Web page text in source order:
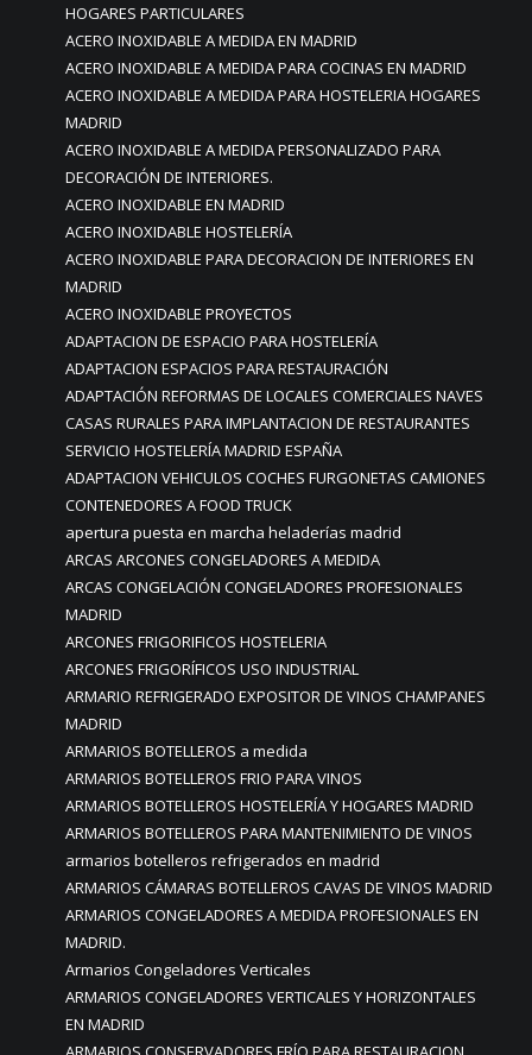
HOGARES PARTICULARES
ACERO INOXIDABLE A MEDIDA EN MADRID
ACERO INOXIDABLE A MEDIDA PARA COCINAS EN MADRID
ACERO INOXIDABLE A MEDIDA PARA HOSTELERIA HOGARES
MADRID
ACERO INOXIDABLE A MEDIDA PERSONALIZADO PARA
DECORACIÓN DE INTERIORES.
ACERO INOXIDABLE EN MADRID
ACERO INOXIDABLE HOSTELERÍA
ACERO INOXIDABLE PARA DECORACION DE INTERIORES EN
MADRID
ACERO INOXIDABLE PROYECTOS
ADAPTACION DE ESPACIO PARA HOSTELERÍA
ADAPTACION ESPACIOS PARA RESTAURACIÓN
ADAPTACIÓN REFORMAS DE LOCALES COMERCIALES NAVES
CASAS RURALES PARA IMPLANTACION DE RESTAURANTES
SERVICIO HOSTELERÍA MADRID ESPAÑA
ADAPTACION VEHICULOS COCHES FURGONETAS CAMIONES
CONTENEDORES A FOOD TRUCK
apertura puesta en marcha heladerías madrid
ARCAS ARCONES CONGELADORES A MEDIDA
ARCAS CONGELACIÓN CONGELADORES PROFESIONALES
MADRID
ARCONES FRIGORIFICOS HOSTELERIA
ARCONES FRIGORÍFICOS USO INDUSTRIAL
ARMARIO REFRIGERADO EXPOSITOR DE VINOS CHAMPANES
MADRID
ARMARIOS BOTELLEROS a medida
ARMARIOS BOTELLEROS FRIO PARA VINOS
ARMARIOS BOTELLEROS HOSTELERÍA Y HOGARES MADRID
ARMARIOS BOTELLEROS PARA MANTENIMIENTO DE VINOS
armarios botelleros refrigerados en madrid
ARMARIOS CÁMARAS BOTELLEROS CAVAS DE VINOS MADRID
ARMARIOS CONGELADORES A MEDIDA PROFESIONALES EN
MADRID.
Armarios Congeladores Verticales
ARMARIOS CONGELADORES VERTICALES Y HORIZONTALES
EN MADRID